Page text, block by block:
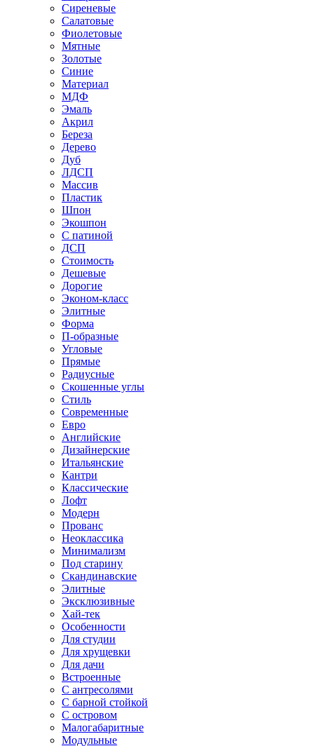
Сиреневые
Салатовые
Фиолетовые
Мятные
Золотые
Синие
Материал
МДФ
Эмаль
Акрил
Береза
Дерево
Дуб
ЛДСП
Массив
Пластик
Шпон
Экошпон
С патиной
ДСП
Стоимость
Дешевые
Дорогие
Эконом-класс
Элитные
Форма
П-образные
Угловые
Прямые
Радиусные
Скошенные углы
Стиль
Современные
Евро
Английские
Дизайнерские
Итальянские
Кантри
Классические
Лофт
Модерн
Прованс
Неоклассика
Минимализм
Под старину
Скандинавские
Элитные
Эксклюзивные
Хай-тек
Особенности
Для студии
Для хрущевки
Для дачи
Встроенные
С антресолями
С барной стойкой
С островом
Малогабаритные
Модульные